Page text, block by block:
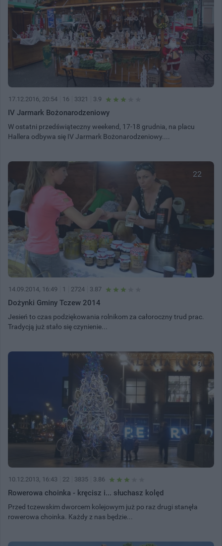
17.12.2016, 20:54 16 3321 3.9
IV Jarmark Bożonarodzeniowy
W ostatni przedświąteczny weekend, 17-18 grudnia, na placu
Hallera odbywa się IV Jarmark Bożonarodzeniowy....
22
14.09.2014, 16:49 1 2724 3.87
Dożynki Gminy Tczew 2014
Jesień to czas podziękowania rolnikom za całoroczny trud prac.
Tradycją już stało się czynienie...
9
10.12.2013, 16:43 22 3835 3.86
Rowerowa choinka - kręcisz i... słuchasz kolęd
Przed tczewskim dworcem kolejowym już po raz drugi stanęła
rowerowa choinka. Każdy z nas będzie...